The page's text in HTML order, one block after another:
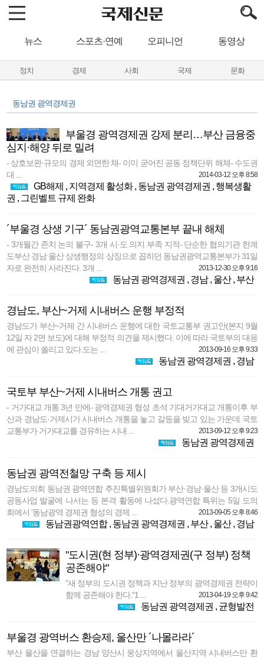
뉴스 스포츠·연예 오피니언 동영상
정치 경제 사회 국제 문화
동남권 광역경제권
부울경 광역경제권 강제 분리…부산 금융중
심지·해양 뒤로 밀려
- 상호보완·규모의 경제 외면한 채- 이미 굳어진 공동 정책단위 해체- 수도권
대 ...
2014-03-12 오후 8:58
GB해제 , 지역경제 활성화, 동남권 광역경제권 , 행복생활
권 , 그린벨트 규제 완화
´부울경 상생 기구´ 동남권광역교통본부 끝내 해체
- 3개월간 존치 논의 불구- 3개 시·도 의지 부족 지적- 단순한 협의기관 한계
도부산 경남 울산 상생행정의 상징으로 꼽히던 동남권광역교통본부가 31일
자로 완전히 사라진다. 3개 ...
2013-12-30 오후 9:16
동남권 광역경제권 , 경남, 울산, 부산
경남도, 부산~거제 시내버스 운행 부정적
경남도가 부산~거제 간 시내버스 운행에 대한 국토교통부 권고안(본지 9월
12일 자 2면 보도)에 대해 부정적 의견을 제시했다. 이에 따라 국토부의 대응
에 관심이 쏠리고 있다.도는 ...
2013-09-16 오후 9:33
동남권 광역경제권 , 경남
국토부 부산~거제 시내버스 개통 권고
- 거가대교 개통 3년 만에- 광역경제권 형성 초석 기대거가대교 개통이후 부
산과 경남도·거제시가 시내버스 개통을 놓고 갈등을 빚고 있는 가운데 국토
교통부가 거가대교를 경유하는 시내 ...
2013-09-12 오후 9:23
동남권 광역경제권
동남권 광역전철망 구축 등 제시
경남도의회 동남권 광역연합 추진특별위원회가 부산·경남·울산 등 3개시도
공동사업 발굴에 나서는 등 본격 활동에 나섰다.광역연합 특위는 5일 도의
회에서 '동남광역 경제권 형성의 경제 ...
2013-09-05 오후 8:46
동남권광역연합, 동남권 광역경제권 , 부산, 울산, 경남
"도시권(현 정부)·광역경제권(구 정부) 정책
공존해야"
"새 정부의 도시권 정책과 지난 정부의 광역경제권 전략이
함께 공존해야 한다."1 ...
2013-04-19 오후 9:42
동남권 광역경제권 , 균형발전
부울경 광역버스 환승제, 울산만 ´나몰라라´
부산 울산을 연결하는 경남 양산시 웅상지역에서 울산지역 시내버스만 환